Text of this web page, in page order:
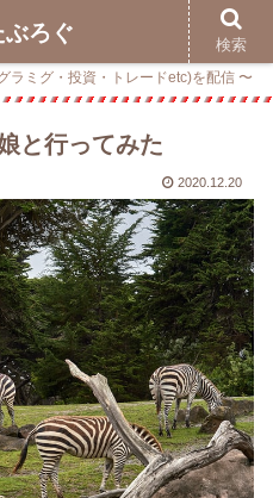
ラミグ・投資・トレードetc)を配信 〜
と行ってみた
2020.12.20
ぶろぐ 検索